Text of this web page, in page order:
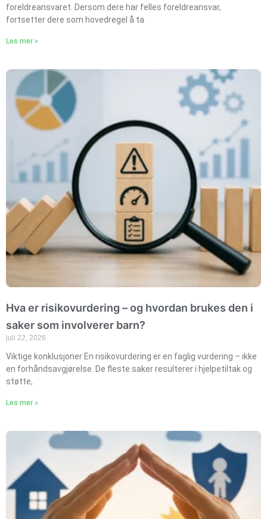
foreldreansvaret. Dersom dere har felles foreldreansvar,
fortsetter dere som hovedregel å ta
Les mer »
Hva er risikovurdering – og hvordan brukes den i
saker som involverer barn?
juli 22, 2026
Viktige konklusjoner En risikovurdering er en faglig vurdering – ikke
en forhåndsavgjørelse. De fleste saker resulterer i hjelpetiltak og
støtte,
Les mer »